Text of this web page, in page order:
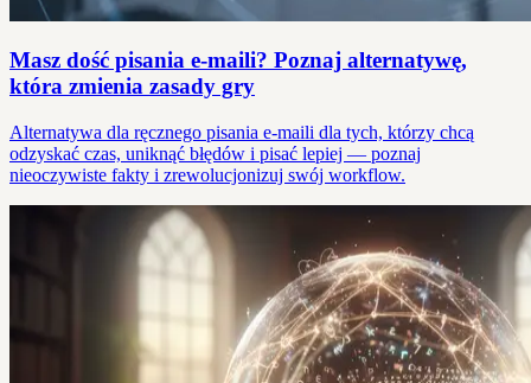
Masz dość pisania e-maili? Poznaj alternatywę,
która zmienia zasady gry
Alternatywa dla ręcznego pisania e-maili dla tych, którzy chcą
odzyskać czas, uniknąć błędów i pisać lepiej — poznaj
nieoczywiste fakty i zrewolucjonizuj swój workflow.